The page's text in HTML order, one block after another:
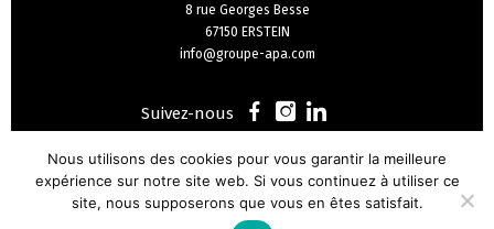
8 rue Georges Besse
67150 ERSTEIN
info@groupe-apa.com
Suivez-nous
Retrouvez
sur
facebook
Retrouvez
sur
Instagram
Retrouvez
sur
LinkedIn
Vous avez un projet ?
CONTACTEZ-NOUS
Nous utilisons des cookies pour vous garantir la meilleure
expérience sur notre site web. Si vous continuez à utiliser ce
site, nous supposerons que vous en êtes satisfait.